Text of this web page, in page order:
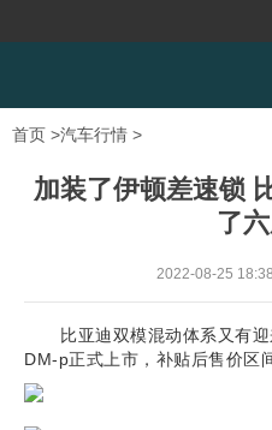
首页 >汽车行情 >
加装了伊顿差速锁
了
2022-08-25
比亚迪双模混动体系又有
DM-p正式上市，补贴后售价区